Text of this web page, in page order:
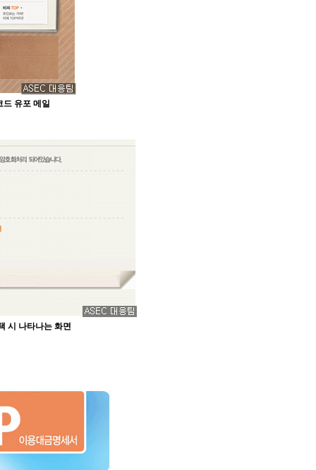
드 유포 메일
시 나타나는 화면